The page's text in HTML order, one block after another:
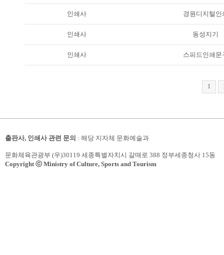
인쇄사 경원디지털인
인쇄사 동성지기
인쇄사 스피드인쇄문
1
출판사, 인쇄사 관련 문의 : 해당 지자체 문화예술과
문화체육관광부 (우)30119 세종특별자치시 갈매로 388 정부세종청사 15동
Copyright ⓒ Ministry of Culture, Sports and Tourism